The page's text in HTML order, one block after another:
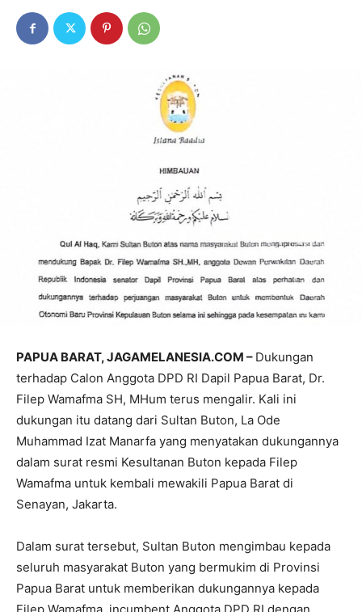
PAPUA BARAT, JAGAMELANESIA.COM – Dukungan
terhadap Calon Anggota DPD RI Dapil Papua Barat, Dr.
Filep Wamafma SH, MHum terus mengalir. Kali ini
dukungan itu datang dari Sultan Buton, La Ode
Muhammad Izat Manarfa yang menyatakan dukungannya
dalam surat resmi Kesultanan Buton kepada Filep
Wamafma untuk kembali mewakili Papua Barat di
Senayan, Jakarta.
Dalam surat tersebut, Sultan Buton mengimbau kepada
seluruh masyarakat Buton yang bermukim di Provinsi
Papua Barat untuk memberikan dukungannya kepada